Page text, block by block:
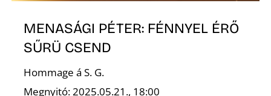
MENASÁGI PÉTER: FÉNNYEL ÉRŐ
SŰRÜ CSEND
Hommage á S. G.
Megnyitó: 2025.05.21., 18:00